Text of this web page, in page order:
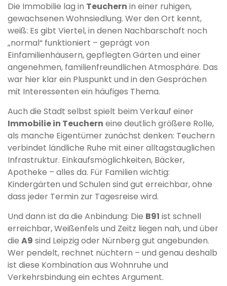
Die Immobilie lag in Teuchern in einer ruhigen,
gewachsenen Wohnsiedlung. Wer den Ort kennt,
weiß: Es gibt Viertel, in denen Nachbarschaft noch
„normal“ funktioniert – geprägt von
Einfamilienhäusern, gepflegten Gärten und einer
angenehmen, familienfreundlichen Atmosphäre. Das
war hier klar ein Pluspunkt und in den Gesprächen
mit Interessenten ein häufiges Thema.
Auch die Stadt selbst spielt beim Verkauf einer
Immobilie in Teuchern eine deutlich größere Rolle,
als manche Eigentümer zunächst denken: Teuchern
verbindet ländliche Ruhe mit einer alltagstauglichen
Infrastruktur. Einkaufsmöglichkeiten, Bäcker,
Apotheke – alles da. Für Familien wichtig:
Kindergärten und Schulen sind gut erreichbar, ohne
dass jeder Termin zur Tagesreise wird.
Und dann ist da die Anbindung: Die B91 ist schnell
erreichbar, Weißenfels und Zeitz liegen nah, und über
die A9 sind Leipzig oder Nürnberg gut angebunden.
Wer pendelt, rechnet nüchtern – und genau deshalb
ist diese Kombination aus Wohnruhe und
Verkehrsbindung ein echtes Argument.